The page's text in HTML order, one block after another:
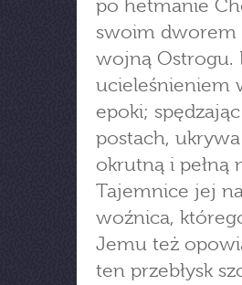
po hetmanie
swoim dworem
wojną Ostrogu.
ucieleśnieniem
epoki;
postach,
okrutną i pełną
Tajemnice jej
woźnica,
Jemu też
ten przebłysk